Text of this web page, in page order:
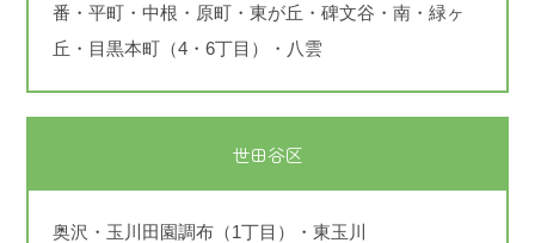
番・平町・中根・原町・東が丘・碑文谷・南・緑ヶ
丘・目黒本町（4・6丁目）・八雲
世田谷区
奥沢・玉川田園調布（1丁目）・東玉川